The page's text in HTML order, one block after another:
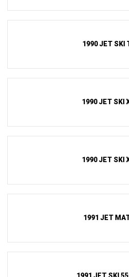
1990 JET SKI
1990 JET SKI
1990 JET SKI
1991 JET